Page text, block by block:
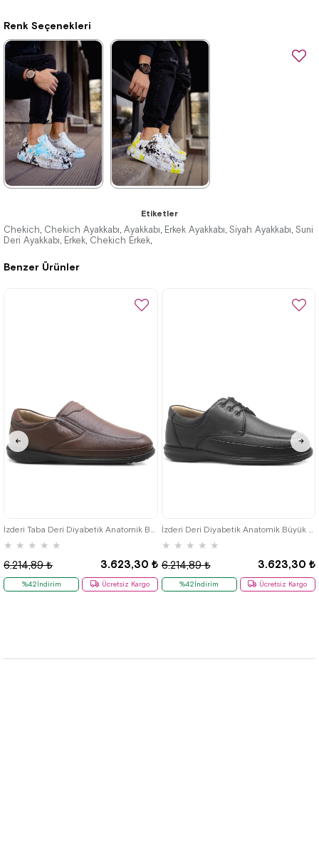
Benzer Ürünler
★ ★ ★ ★ ★
3.623,30 ₺
6.214,89 ₺
%42İndirim Ücretsiz Kargo
★ ★ ★ ★ ★
3.623,30 ₺
6.214,89 ₺
%42İndirim Ücretsiz Kargo
Renk Seçenekleri
3.740,00 ₺
★ ★ ★
3.740,00 ₺
%31İndirim
Etiketler
Chekich, Chekich Ayakkabı, Ayakkabı, Erkek Ayakkabı, Siyah Ayakkabı, Suni
Deri Ayakkabı, Erkek, Chekich Erkek,